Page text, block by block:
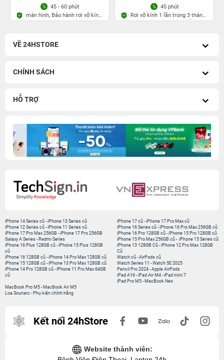
45 - 60 phút
màn hình, Bảo hành rơi vỡ kính
1 lần trong 3 tháng
45 phút
Rơi vỡ kính 1 lần trong 3 tháng,
Bảo hành bụi bọt vĩnh viễn
VỀ 24HSTORE
CHÍNH SÁCH
HỖ TRỢ
iPhone 14 Series cũ -iPhone 13 Series cũ
iPhone 12 Series cũ -iPhone 11 Series cũ
iPhone 17 Pro Max 256GB -iPhone 17 Pro 256GB
Galaxy A Series - Redmi Series
iPhone 17 cũ -iPhone 17 Pro Max cũ
iPhone 16 Series cũ - iPhone 16 Pro Max 256GB cũ
iPhone 16 Pro 128GB cũ -iPhone 15 Pro 128GB cũ
iPhone 15 Pro Max 256GB cũ - iPhone 15 Series cũ
iPhone 16 Plus 128GB cũ -iPhone 15 Plus 128GB
cũ
iPhone 16 128GB cũ -iPhone 14 Pro Max 128GB cũ
iPhone 15 128GB cũ -iPhone 13 Pro Max 128GB cũ
iPhone 14 Pro 128GB cũ -iPhone 11 Pro Max 64GB
cũ
iPhone 13 128GB Cũ -iPhone 12 Pro Max 128GB
Cũ
Watch cũ -AirPods cũ
Watch Series 11 -Watch SE 2025
Pencil Pro 2024 -Apple AirPods
iPad A16 -iPad Air M4 -iPad mini 7
iPad Pro M5 - MacBook Neo
MacBook Pro M5 - MacBook Air M5
Loa Sounarc - Phụ kiện chính hãng
Kết nối 24hStore
Website thành viên: